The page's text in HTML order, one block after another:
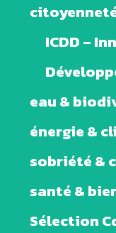
ICDD –
eau &
énergie &
sobriété &
santé &
Sélection